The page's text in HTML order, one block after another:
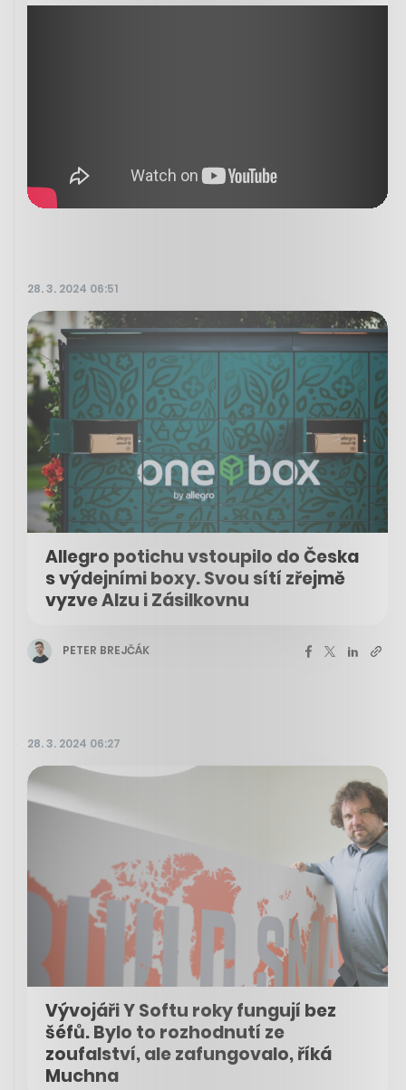
28. 3. 2024 06:51
Allegro potichu vstoupilo do Česka
s výdejními boxy. Svou sítí zřejmě
vyzve Alzu i Zásilkovnu
PETER BREJČÁK
28. 3. 2024 06:27
Vývojáři Y Softu roky fungují bez
šéfů. Bylo to rozhodnutí ze
zoufalství, ale zafungovalo, říká
Muchna